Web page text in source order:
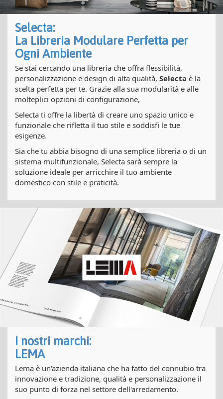
Selecta:
La Libreria Modulare Perfetta per
Ogni Ambiente
Se stai cercando una libreria che offra flessibilità,
personalizzazione e design di alta qualità, Selecta è la
scelta perfetta per te. Grazie alla sua modularità e alle
molteplici opzioni di configurazione,
Selecta ti offre la libertà di creare uno spazio unico e
funzionale che rifletta il tuo stile e soddisfi le tue
esigenze.
Sia che tu abbia bisogno di una semplice libreria o di un
sistema multifunzionale, Selecta sarà sempre la
soluzione ideale per arricchire il tuo ambiente
domestico con stile e praticità.
I nostri marchi:
LEMA
Lema è un'azienda italiana che ha fatto del connubio tra
innovazione e tradizione, qualità e personalizzazione il
suo punto di forza nel settore dell'arredamento.